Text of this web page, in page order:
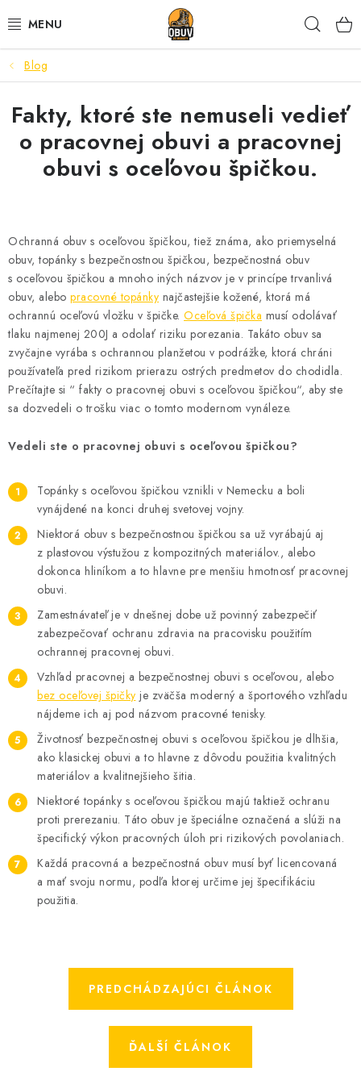
na
PRACOVNÁ A BEZPEČNOSTNÁ OBUV
VOĽNOČASOVÁ OBUV
VÝPREDAJ
IMPREGNÁCIA A OCHRANA
PRE KÁVIČKÁROV
BEZPEČNOSTNÉ NORMY A SYMBOLY
BLOG
KONTAKT
O NÁS
HODNOTENIE OBCHODU
OCHRANNÉ PRACOVNÉ POMÔCKY
ZNAČKY
Často kladené otázky
INFORMÁCIE PRE ZÁKAZNÍKOV
Napíšte nám
Blog
Fakty, ktoré ste nemuseli vedieť
o pracovnej obuvi a pracovnej
obuvi s oceľovou špičkou.
Ochranná obuv s oceľovou špičkou, tiež známa, ako priemyselná
obuv, topánky s bezpečnostnou špičkou, bezpečnostná obuv
s oceľovou špičkou a mnoho iných názvov je v princípe trvanlivá
obuv, alebo pracovné topánky najčastejšie kožené, ktorá má
ochrannú oceľovú vložku v špičke. Oceľová špička musí odolávať
tlaku najmenej 200J a odolať riziku porezania. Takáto obuv sa
zvyčajne vyrába s ochrannou planžetou v podrážke, ktorá chráni
používateľa pred rizikom prierazu ostrých predmetov do chodidla.
Prečítajte si “ fakty o pracovnej obuvi s oceľovou špičkou“, aby ste
sa dozvedeli o trošku viac o tomto modernom vynáleze.
Vedeli ste o pracovnej obuvi s oceľovou špičkou?
Topánky s oceľovou špičkou vznikli v Nemecku a boli
vynájdené na konci druhej svetovej vojny.
Niektorá obuv s bezpečnostnou špičkou sa už vyrábajú aj
z plastovou výstužou z kompozitných materiálov., alebo
dokonca hliníkom a to hlavne pre menšiu hmotnosť pracovnej
obuvi.
Zamestnávateľ je v dnešnej dobe už povinný zabezpečiť
zabezpečovať ochranu zdravia na pracovisku použitím
ochrannej pracovnej obuvi.
Vzhľad pracovnej a bezpečnostnej obuvi s oceľovou, alebo
bez oceľovej špičky je zväčša moderný a športového vzhľadu
nájdeme ich aj pod názvom pracovné tenisky.
Životnosť bezpečnostnej obuvi s oceľovou špičkou je dlhšia,
ako klasickej obuvi a to hlavne z dôvodu použitia kvalitných
materiálov a kvalitnejšieho šitia.
Niektoré topánky s oceľovou špičkou majú taktiež ochranu
proti prerezaniu. Táto obuv je špeciálne označená a slúži na
špecifický výkon pracovných úloh pri rizikových povolaniach.
Každá pracovná a bezpečnostná obuv musí byť licencovaná
a mať svoju normu, podľa ktorej určime jej špecifikáciu
použitia.
PREDCHÁDZAJÚCI ČLÁNOK
ĎALŠÍ ČLÁNOK